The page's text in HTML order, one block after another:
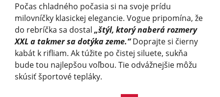
Počas chladného počasia si na svoje prídu
milovníčky klasickej elegancie. Vogue pripomína, že
do rebríčka sa dostal „štýl, ktorý naberá rozmery
XXL a takmer sa dotýka zeme.“Doprajte si čierny
kabát k rifliam. Ak túžite po čistej siluete, sukňa
bude tou najlepšou voľbou. Tie odvážnejšie môžu
skúsiť športové tepláky.